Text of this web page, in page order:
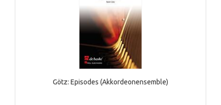
Götz: Episodes (Akkordeonensemble)